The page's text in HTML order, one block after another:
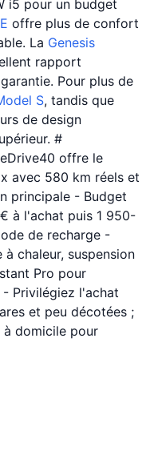
i5 pour un budget
offre plus de confort
La Genesis
rapport
Pour plus de
S, tandis que
de design
#
eDrive40 offre le
avec 580 km réels et
principale - Budget
à l'achat puis 1 950-
de recharge -
chaleur, suspension
Pro pour
Privilégiez l'achat
et peu décotées ;
à domicile pour